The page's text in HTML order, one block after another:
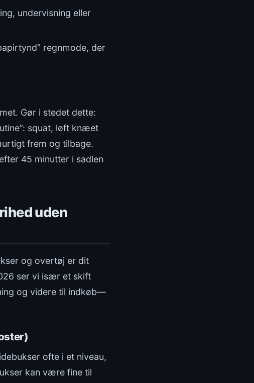
undervisning eller
regnmode, der
Gør i stedet dette:
squat, løft knæet
frem og tilbage.
45 minutter i sadlen
uden
og overtøj er dit
ser vi især et skift
og videre til indkøb—
ofte i et niveau,
kan være fine til